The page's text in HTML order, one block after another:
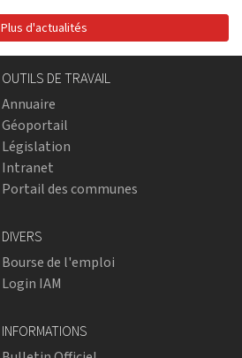
Plus d'actualités
OUTILS DE TRAVAIL
Annuaire
Géoportail
Législation
Intranet
Portail des communes
DIVERS
Bourse de l'emploi
Login IAM
INFORMATIONS